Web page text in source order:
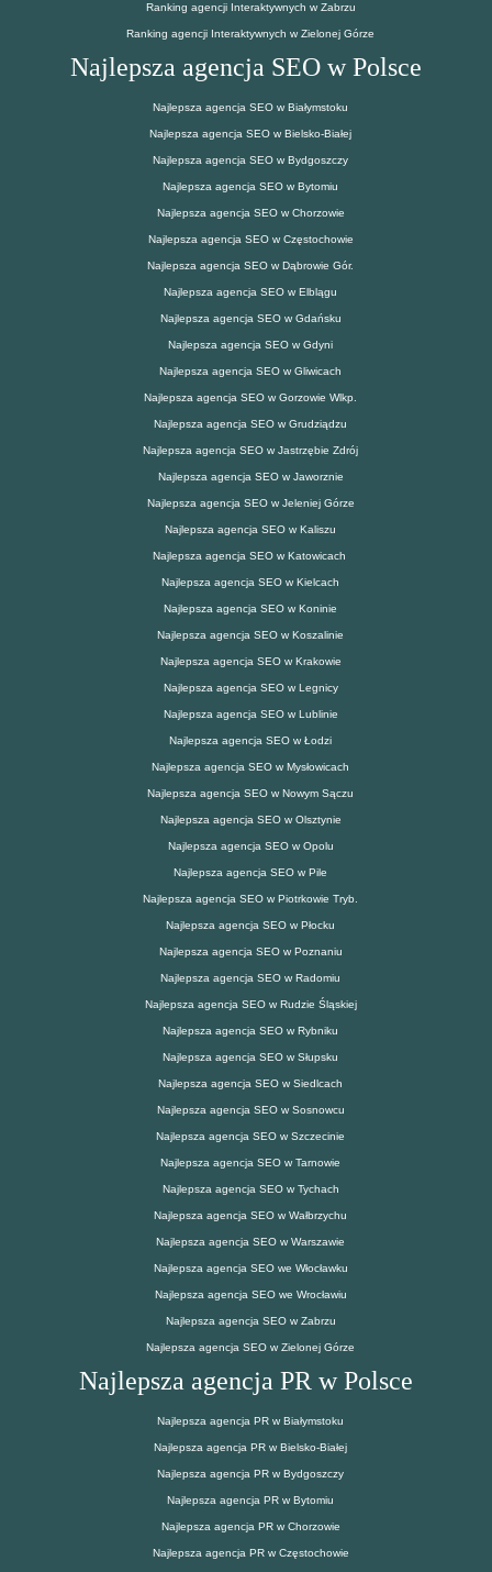
Ranking agencji Interaktywnych w Zabrzu
Ranking agencji Interaktywnych w Zielonej Górze
Najlepsza agencja SEO w Polsce
Najlepsza agencja SEO w Białymstoku
Najlepsza agencja SEO w Bielsko-Białej
Najlepsza agencja SEO w Bydgoszczy
Najlepsza agencja SEO w Bytomiu
Najlepsza agencja SEO w Chorzowie
Najlepsza agencja SEO w Częstochowie
Najlepsza agencja SEO w Dąbrowie Gór.
Najlepsza agencja SEO w Elblągu
Najlepsza agencja SEO w Gdańsku
Najlepsza agencja SEO w Gdyni
Najlepsza agencja SEO w Gliwicach
Najlepsza agencja SEO w Gorzowie Wlkp.
Najlepsza agencja SEO w Grudziądzu
Najlepsza agencja SEO w Jastrzębie Zdrój
Najlepsza agencja SEO w Jaworznie
Najlepsza agencja SEO w Jeleniej Górze
Najlepsza agencja SEO w Kaliszu
Najlepsza agencja SEO w Katowicach
Najlepsza agencja SEO w Kielcach
Najlepsza agencja SEO w Koninie
Najlepsza agencja SEO w Koszalinie
Najlepsza agencja SEO w Krakowie
Najlepsza agencja SEO w Legnicy
Najlepsza agencja SEO w Lublinie
Najlepsza agencja SEO w Łodzi
Najlepsza agencja SEO w Mysłowicach
Najlepsza agencja SEO w Nowym Sączu
Najlepsza agencja SEO w Olsztynie
Najlepsza agencja SEO w Opolu
Najlepsza agencja SEO w Pile
Najlepsza agencja SEO w Piotrkowie Tryb.
Najlepsza agencja SEO w Płocku
Najlepsza agencja SEO w Poznaniu
Najlepsza agencja SEO w Radomiu
Najlepsza agencja SEO w Rudzie Śląskiej
Najlepsza agencja SEO w Rybniku
Najlepsza agencja SEO w Słupsku
Najlepsza agencja SEO w Siedlcach
Najlepsza agencja SEO w Sosnowcu
Najlepsza agencja SEO w Szczecinie
Najlepsza agencja SEO w Tarnowie
Najlepsza agencja SEO w Tychach
Najlepsza agencja SEO w Wałbrzychu
Najlepsza agencja SEO w Warszawie
Najlepsza agencja SEO we Włocławku
Najlepsza agencja SEO we Wrocławiu
Najlepsza agencja SEO w Zabrzu
Najlepsza agencja SEO w Zielonej Górze
Najlepsza agencja PR w Polsce
Najlepsza agencja PR w Białymstoku
Najlepsza agencja PR w Bielsko-Białej
Najlepsza agencja PR w Bydgoszczy
Najlepsza agencja PR w Bytomiu
Najlepsza agencja PR w Chorzowie
Najlepsza agencja PR w Częstochowie